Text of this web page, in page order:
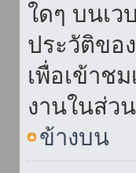
ใดๆ บนเ
ประวัติขอ
เพื่อเข้าช
งานในส่ว
ข้างบน